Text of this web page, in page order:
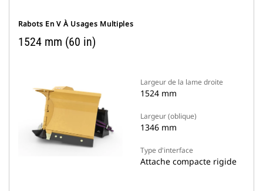
Rabots En V À Usages Multiples
1524 mm (60 in)
Largeur de la lame droite
1524 mm
Largeur (oblique)
1346 mm
Type d'interface
Attache compacte rigide